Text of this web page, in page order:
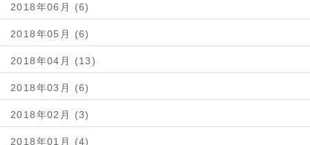
2018年06月 (6)
2018年05月 (6)
2018年04月 (13)
2018年03月 (6)
2018年02月 (3)
2018年01月 (4)